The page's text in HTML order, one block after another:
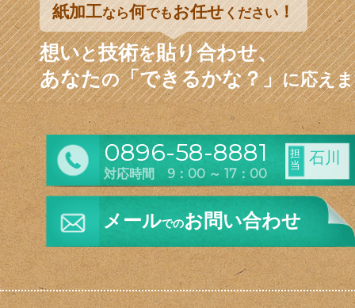
紙加工なら何でもお任せください！
想いと技術を貼り合わせ、
あなたの「できるかな？」に応え
0896-58-8881
対応時間 9：00 ～ 17：00
担
当
石川
メールでのお問い合わせ